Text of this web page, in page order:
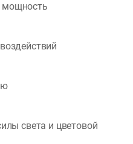
мощность
света и цветовой